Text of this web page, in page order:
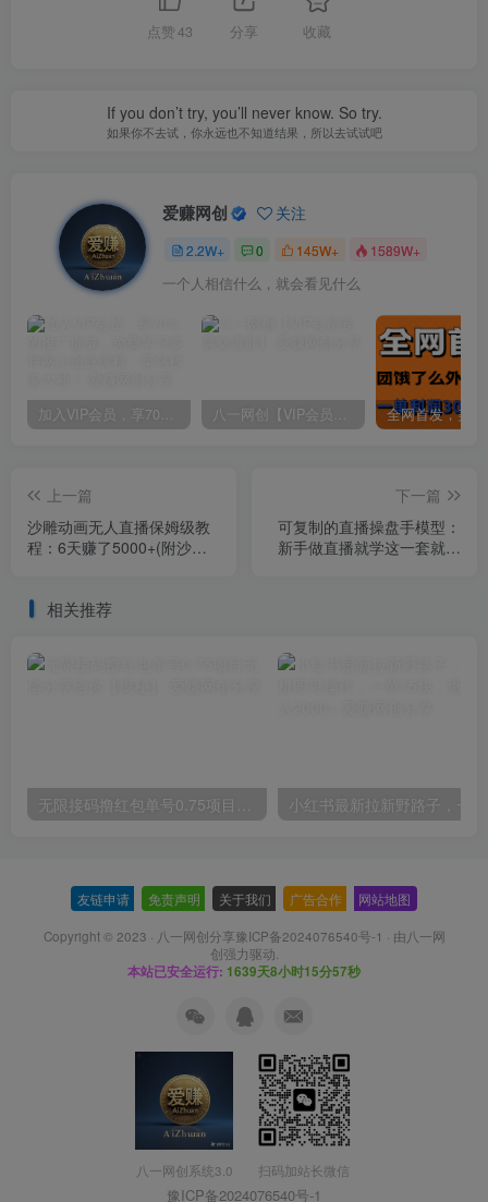
点赞 43 分享 收藏
If you don’t try, you’ll never know. So try.
如果你不去试，你永远也不知道结果，所以去试试吧
爱赚网创 关注
2.2W+ 0 145W+ 1589W+
一个人相信什么，就会看见什么
加入VIP会员，享70%的推广提成，免费学习多种网上创业课程，菜鸟秒变大神！ 八一网创【VIP会员专属交流群】
上一篇
沙雕动画无人直播保姆级教
程：6天赚了5000+(附沙雕
下一篇
可复制的直播操盘手模型：
新手做直播就学这一套就够
相关推荐
无限接码撸红包单号0.75项目无偿分享给你【揭秘】
友链申请 免责声明 关于我们 广告合作 网站地图
Copyright © 2023 · 八一网创分享豫ICP备2024076540号-1 · 由八一网
创强力驱动.
本站已安全运行: 1639天8小时15分58秒
八一网创系统3.0 扫码加站长微信
豫ICP备2024076540号-1